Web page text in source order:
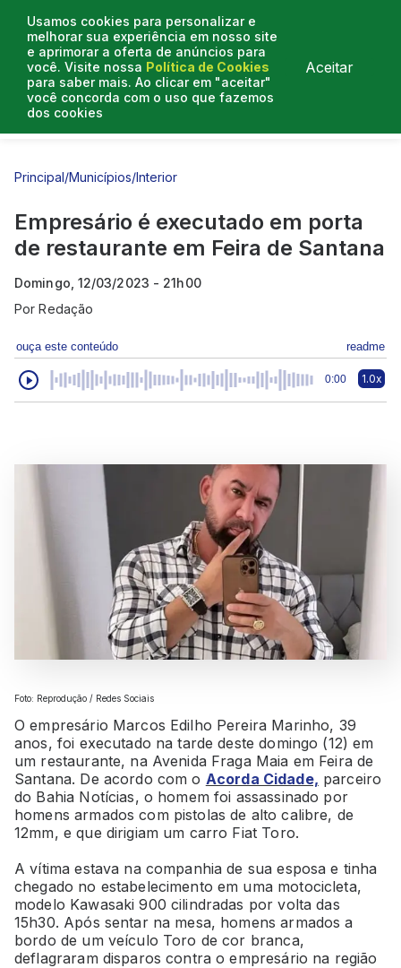
Usamos cookies para personalizar e
melhorar sua experiência em nosso site
e aprimorar a oferta de anúncios para
você. Visite nossa Política de Cookies
para saber mais. Ao clicar em "aceitar"
você concorda com o uso que fazemos
dos cookies
Aceitar
Entrevistas
Principal/Municípios/Interior
Empresário é executado em porta
de restaurante em Feira de Santana
Domingo, 12/03/2023 - 21h00
PorRedação
ouça este conteúdo readme
0:00 1.0x
Foto: Reprodução / Redes Sociais
O empresário Marcos Edilho Pereira Marinho, 39
anos, foi executado na tarde deste domingo (12) em
um restaurante, na Avenida Fraga Maia em Feira de
Santana. De acordo com o Acorda Cidade, parceiro
do Bahia Notícias, o homem foi assassinado por
homens armados com pistolas de alto calibre, de
12mm, e que dirigiam um carro Fiat Toro.
A vítima estava na companhia de sua esposa e tinha
chegado no estabelecimento em uma motocicleta,
modelo Kawasaki 900 cilindradas por volta das
15h30. Após sentar na mesa, homens armados a
bordo de um veículo Toro de cor branca,
deflagraram disparos contra o empresário na região